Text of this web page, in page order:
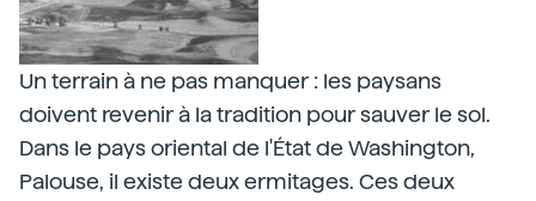
Un terrain à ne pas manquer : les paysans
doivent revenir à la tradition pour sauver le sol.
Dans le pays oriental de l'État de Washington,
Palouse, il existe deux ermitages. Ces deux